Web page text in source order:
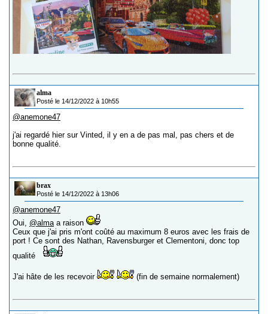
alma
Posté le 14/12/2022 à 10h55
@anemone47
j'ai regardé hier sur Vinted, il y en a de pas mal, pas chers et de
bonne qualité.
brax
Posté le 14/12/2022 à 13h06
@anemone47
Oui, @alma a raison
Ceux que j'ai pris m'ont coûté au maximum 8 euros avec les frais de
port ! Ce sont des Nathan, Ravensburger et Clementoni, donc top
qualité
J'ai hâte de les recevoir (fin de semaine normalement)